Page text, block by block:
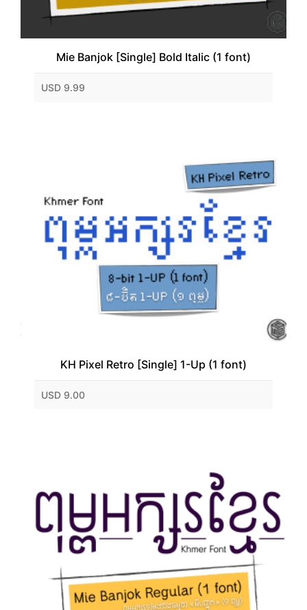
Mie Banjok [Single] Bold Italic (1 font)
USD 9.99
KH Pixel Retro [Single] 1-Up (1 font)
USD 9.00